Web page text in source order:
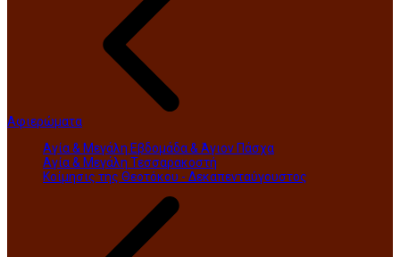
Αφιερώματα
Αγία & Μεγάλη Εβδομάδα & Άγιον Πάσχα
Αγία & Μεγάλη Τεσσαρακοστή
Κοίμησις της Θεοτόκου - Δεκαπενταύγουστος